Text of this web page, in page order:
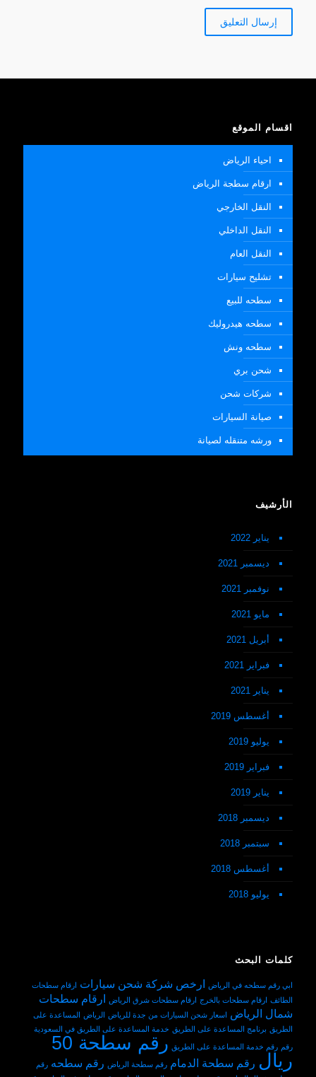
اقسام الموقع
احياء الرياض
ارقام سطجة الرياض
النقل الخارجي
النقل الداخلي
النقل العام
تشليح سيارات
سطحه للبيع
سطحه هيدروليك
سطحه ونش
شحن بري
شركات شحن
صيانة السيارات
ورشه متنقله لصيانة
الأرشيف
يناير 2022
ديسمبر 2021
نوفمبر 2021
مايو 2021
أبريل 2021
فبراير 2021
يناير 2021
أغسطس 2019
يوليو 2019
فبراير 2019
يناير 2019
ديسمبر 2018
سبتمبر 2018
أغسطس 2018
يوليو 2018
كلمات البحث
ابي رقم سطحه في الرياض ارخص شركة شحن سيارات ارقام سطحات
الطائف ارقام سطحات بالخرج ارقام سطحات شرق الرياض
ارقام سطحات
شمال الرياض اسعار شحن السيارات من جدة للرياض الرياض المساعدة على
الطريق برنامج المساعدة على الطريق خدمة المساعدة على الطريق في السعودية
رقم رقم خدمة المساعدة على الطريق
رقم سطحة 50
ريال رقم سطحة الدمام رقم سطحة الرياض رقم سطحه رقم